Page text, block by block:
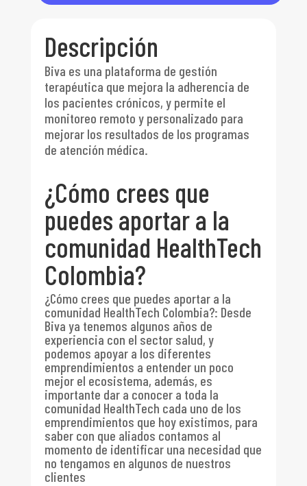
Descripción
Biva es una plataforma de gestión
terapéutica que mejora la adherencia de
los pacientes crónicos, y permite el
monitoreo remoto y personalizado para
mejorar los resultados de los programas
de atención médica.
¿Cómo crees que
puedes aportar a la
comunidad HealthTech
Colombia?
¿Cómo crees que puedes aportar a la
comunidad HealthTech Colombia?: Desde
Biva ya tenemos algunos años de
experiencia con el sector salud, y
podemos apoyar a los diferentes
emprendimientos a entender un poco
mejor el ecosistema, además, es
importante dar a conocer a toda la
comunidad HealthTech cada uno de los
emprendimientos que hoy existimos, para
saber con que aliados contamos al
momento de identificar una necesidad que
no tengamos en algunos de nuestros
clientes